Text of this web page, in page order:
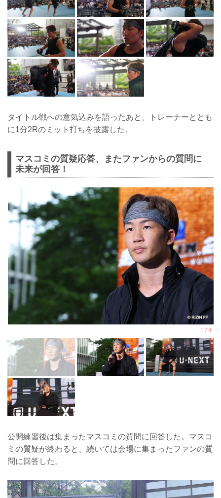
タイトル戦への意気込みを語ったあと、トレーナーととも
に1分2Rのミット打ちを披露した。
マスコミの質疑応答、またファンからの質問に
未来が回答！
公開練習後は集まったマスコミの質問に回答した。マスコ
ミの質疑が終わると、続いては会場に集まったファンの質
問に回答した。